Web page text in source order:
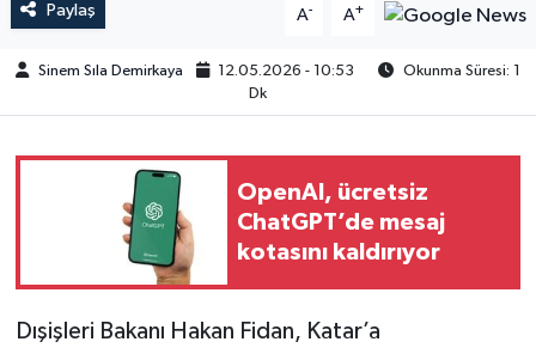
Paylaş A- A+
Sinem Sıla Demirkaya 12.05.2026 - 10:53
Okunma Süresi: 1
Dk
OpenAI, ücretsiz
ChatGPT’de mesaj
kotasını kaldırıyor
Dışişleri Bakanı Hakan Fidan, Katar’a